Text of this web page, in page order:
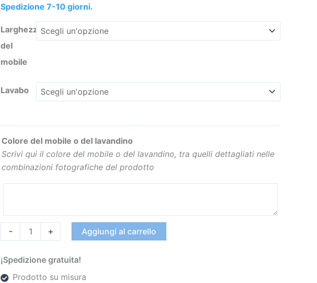
Spedizione 7-10 giorni.
Larghezza
del
mobile
Lavabo
Colore del mobile o del lavandino
Scrivi qui il colore del mobile o del lavandino, tra quelli dettagliati nelle
combinazioni fotografiche del prodotto
- + Aggiungi al carrello
¡Spedizione gratuita!
Prodotto su misura